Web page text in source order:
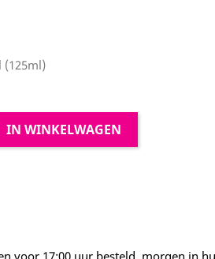
(125ml)
IN WINKELWAGEN